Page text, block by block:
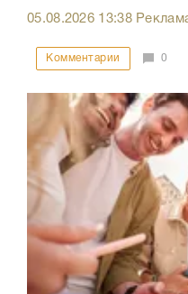
05.08.2026 13:38
Комментарии 0